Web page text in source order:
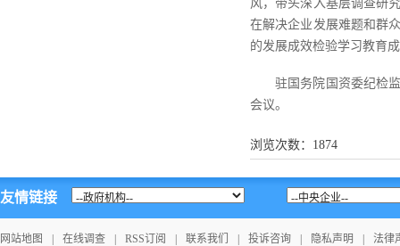
风，带头深入基层调查研
在解决企业发展难题和群
的发展成效检验学习教育
驻国务院国资委纪检
会议。
浏览次数： 1874
友情链接
网站地图 在线调查 RSS订阅 联系我们 投诉咨询 隐私声明 法律